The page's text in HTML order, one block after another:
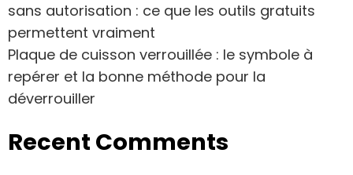
sans autorisation : ce que les outils gratuits
permettent vraiment
Plaque de cuisson verrouillée : le symbole à
repérer et la bonne méthode pour la
déverrouiller
Recent Comments